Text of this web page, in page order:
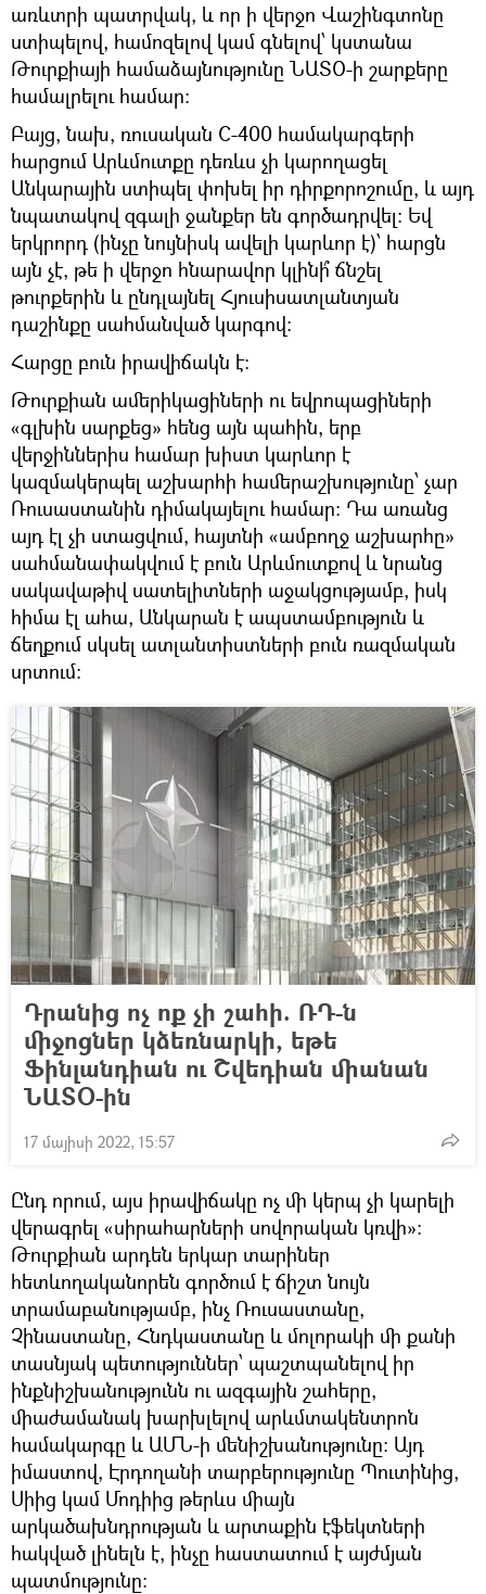
առևտրի պատրվակ, և որ ի վերջո Վաշինգտոնը
ստիպելով, համոզելով կամ գնելով՝ կստանա
Թուրքիայի համաձայնությունը ՆԱՏՕ-ի շարքերը
համալրելու համար։
Բայց, նախ, ռուսական С-400 համակարգերի
հարցում Արևմուտքը դեռևս չի կարողացել
Անկարային ստիպել փոխել իր դիրքորոշումը, և այդ
նպատակով զգալի ջանքեր են գործադրվել։ Եվ
երկրորդ (ինչը նույնիսկ ավելի կարևոր է)՝ հարցն
այն չէ, թե ի վերջո հնարավոր կլինի՞ ճնշել
թուրքերին և ընդլայնել Հյուսիսատլանտյան
դաշինքը սահմանված կարգով։
Հարցը բուն իրավիճակն է։
Թուրքիան ամերիկացիների ու եվրոպացիների
«գլխին սարքեց» հենց այն պահին, երբ
վերջիններիս համար խիստ կարևոր է
կազմակերպել աշխարհի համերաշխությունը՝ չար
Ռուսաստանին դիմակայելու համար։ Դա առանց
այդ էլ չի ստացվում, հայտնի «ամբողջ աշխարհը»
սահմանափակվում է բուն Արևմուտքով և նրանց
սակավաթիվ սատելիտների աջակցությամբ, իսկ
հիմա էլ ահա, Անկարան է ապստամբություն և
ճեղքում սկսել ատլանտիստների բուն ռազմական
սրտում։
Դրանից ոչ ոք չի շահի. ՌԴ-ն
միջոցներ կձեռնարկի, եթե
Ֆինլանդիան ու Շվեդիան միանան
ՆԱՏՕ-ին
17 մայիսի 2022, 15:57
Ընդ որում, այս իրավիճակը ոչ մի կերպ չի կարելի
վերագրել «սիրահարների սովորական կռվի»։
Թուրքիան արդեն երկար տարիներ
հետևողականորեն գործում է ճիշտ նույն
տրամաբանությամբ, ինչ Ռուսաստանը,
Չինաստանը, Հնդկաստանը և մոլորակի մի քանի
տասնյակ պետություններ՝ պաշտպանելով իր
ինքնիշխանությունն ու ազգային շահերը,
միաժամանակ խարխլելով արևմտակենտրոն
համակարգը և ԱՄՆ-ի մենիշխանությունը։ Այդ
իմաստով, Էրդողանի տարբերությունը Պուտինից,
Սիից կամ Մոդիից թերևս միայն
արկածախնդրության և արտաքին էֆեկտների
հակված լինելն է, ինչը հաստատում է այժմյան
պատմությունը։